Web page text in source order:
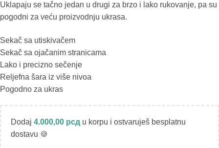
Uklapaju se tačno jedan u drugi za brzo i lako rukovanje, pa su
pogodni za veću proizvodnju ukrasa.
Sekač sa utiskivačem
Sekač sa ojačanim stranicama
Lako i precizno sečenje
Reljefna šara iz više nivoa
Pogodno za ukras
Dodaj 4.000,00 рсд u korpu i ostvaruješ besplatnu
dostavu 🍪